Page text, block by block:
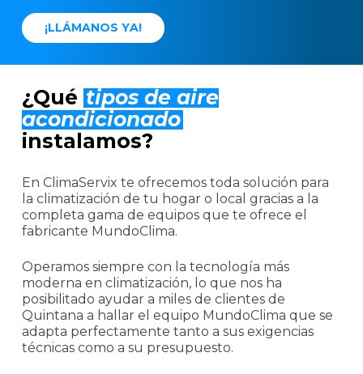
¡LLÁMANOS YA!
¿Qué tipos de aire
acondicionado
instalamos?
En ClimaServix te ofrecemos toda solución para
la climatización de tu hogar o local gracias a la
completa gama de equipos que te ofrece el
fabricante MundoClima.
Operamos siempre con la tecnología más
moderna en climatización, lo que nos ha
posibilitado ayudar a miles de clientes de
Quintana a hallar el equipo MundoClima que se
adapta perfectamente tanto a sus exigencias
técnicas como a su presupuesto.